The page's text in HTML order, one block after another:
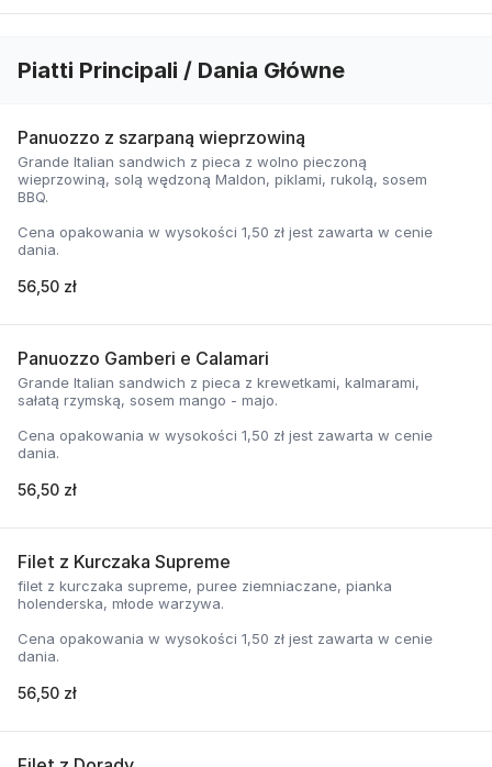
Piatti Principali / Dania Główne
Panuozzo z szarpaną wieprzowiną
Grande Italian sandwich z pieca z wolno pieczoną
wieprzowiną, solą wędzoną Maldon, piklami, rukolą, sosem
BBQ.
Cena opakowania w wysokości 1,50 zł jest zawarta w cenie
dania.
56,50 zł
Panuozzo Gamberi e Calamari
Grande Italian sandwich z pieca z krewetkami, kalmarami,
sałatą rzymską, sosem mango - majo.
Cena opakowania w wysokości 1,50 zł jest zawarta w cenie
dania.
56,50 zł
Filet z Kurczaka Supreme
filet z kurczaka supreme, puree ziemniaczane, pianka
holenderska, młode warzywa.
Cena opakowania w wysokości 1,50 zł jest zawarta w cenie
dania.
56,50 zł